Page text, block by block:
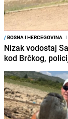
/BOSNA I HERCEGOVINA I
Nizak vodostaj
kod Brčkog,